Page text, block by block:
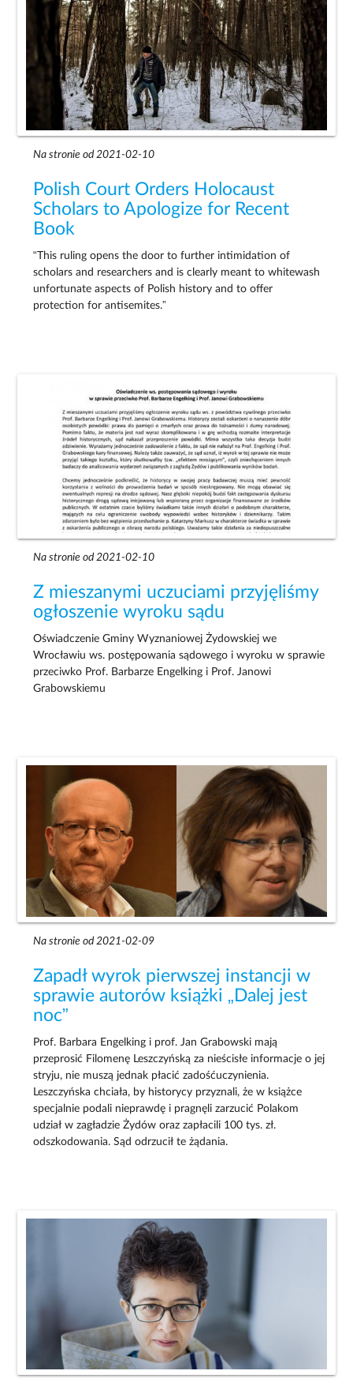
Na stronie od 2021-02-10
Polish Court Orders Holocaust
Scholars to Apologize for Recent
Book
“This ruling opens the door to further intimidation of
scholars and researchers and is clearly meant to whitewash
unfortunate aspects of Polish history and to offer
protection for antisemites.”
Na stronie od 2021-02-10
Z mieszanymi uczuciami przyjęliśmy
ogłoszenie wyroku sądu
Oświadczenie Gminy Wyznaniowej Żydowskiej we
Wrocławiu ws. postępowania sądowego i wyroku w sprawie
przeciwko Prof. Barbarze Engelking i Prof. Janowi
Grabowskiemu
Na stronie od 2021-02-09
Zapadł wyrok pierwszej instancji w
sprawie autorów książki „Dalej jest
noc”
Prof. Barbara Engelking i prof. Jan Grabowski mają
przeprosić Filomenę Leszczyńską za nieścisłe informacje o jej
stryju, nie muszą jednak płacić zadośćuczynienia.
Leszczyńska chciała, by historycy przyznali, że w książce
specjalnie podali nieprawdę i pragnęli zarzucić Polakom
udział w zagładzie Żydów oraz zapłacili 100 tys. zł.
odszkodowania. Sąd odrzucił te żądania.